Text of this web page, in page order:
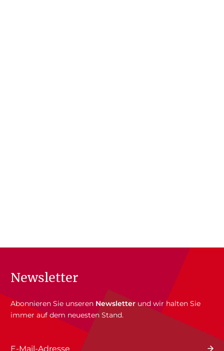
Newsletter
Abonnieren Sie unseren Newsletterund wir halten Sie
immer auf dem neuesten Stand.
E-Mail-Adresse